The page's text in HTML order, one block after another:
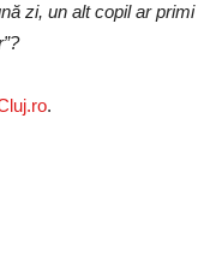
zi, un alt copil ar primi
.